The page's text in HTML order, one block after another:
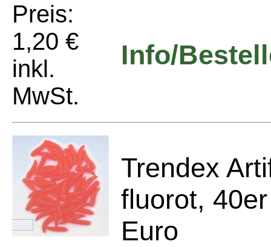
Preis:
1,20 €
inkl.
MwSt.
Info/
Trendex
fluorot,
Euro